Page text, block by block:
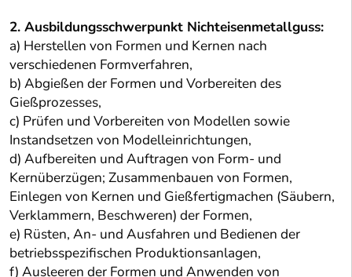
2. Ausbildungsschwerpunkt Nichteisenmetallguss:
a) Herstellen von Formen und Kernen nach
verschiedenen Formverfahren,
b) Abgießen der Formen und Vorbereiten des
Gießprozesses,
c) Prüfen und Vorbereiten von Modellen sowie
Instandsetzen von Modelleinrichtungen,
d) Aufbereiten und Auftragen von Form- und
Kernüberzügen; Zusammenbauen von Formen,
Einlegen von Kernen und Gießfertigmachen (Säubern,
Verklammern, Beschweren) der Formen,
e) Rüsten, An- und Ausfahren und Bedienen der
betriebsspezifischen Produktionsanlagen,
f) Ausleeren der Formen und Anwenden von